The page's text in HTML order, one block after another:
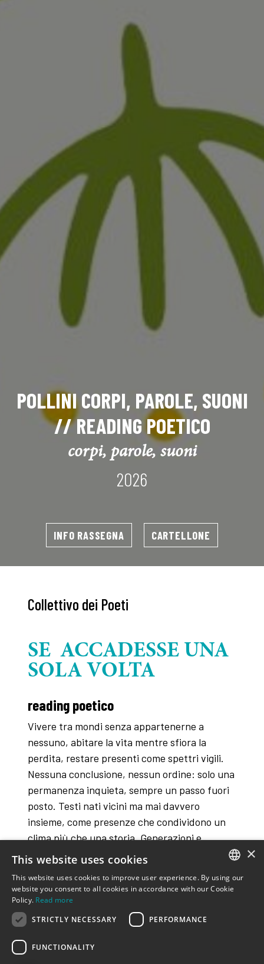
POLLINI CORPI, PAROLE, SUONI
// READING POETICO
corpi, parole, suoni
2026
INFO RASSEGNA CARTELLONE
Collettivo dei Poeti
SE ACCADESSE UNA
SOLA VOLTA
reading poetico
Vivere tra mondi senza appartenerne a
nessuno, abitare la vita mentre sfiora la
perdita, restare presenti come spettri vigili.
Nessuna conclusione, nessun ordine: solo una
permanenza inquieta, sempre un passo fuori
posto. Testi nati vicini ma mai davvero
insieme, come presenze che condividono un
clima più che una storia. Generazioni e
sensibilità differenti convivono senza
da una ostinata resistenza della vita.
ITALIAN
×
This website uses cookies
This website uses cookies to improve user experience. By using our
website you consent to all cookies in accordance with our Cookie
Policy. Read more
STRICTLY NECESSARY
PERFORMANCE
FUNCTIONALITY